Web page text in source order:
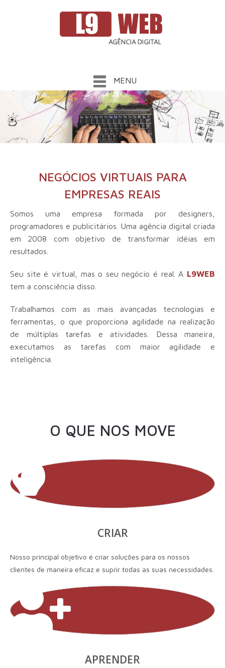
MENU
NEGÓCIOS VIRTUAIS PARA
EMPRESAS REAIS
Somos uma empresa formada por designers,
programadores e publicitários. Uma agência digital criada
em 2008 com objetivo de transformar idéias em
resultados.
Seu site é virtual, mas o seu negócio é real. A L9WEB
tem a consciência disso.
Trabalhamos com as mais avançadas tecnologias e
ferramentas, o que proporciona agilidade na realização
de múltiplas tarefas e atividades. Dessa maneira,
executamos as tarefas com maior agilidade e
inteligência.
O QUE NOS MOVE
CRIAR
Nosso principal objetivo é criar soluções para os nossos
clientes de maneira eficaz e suprir todas as suas necessidades.
APRENDER